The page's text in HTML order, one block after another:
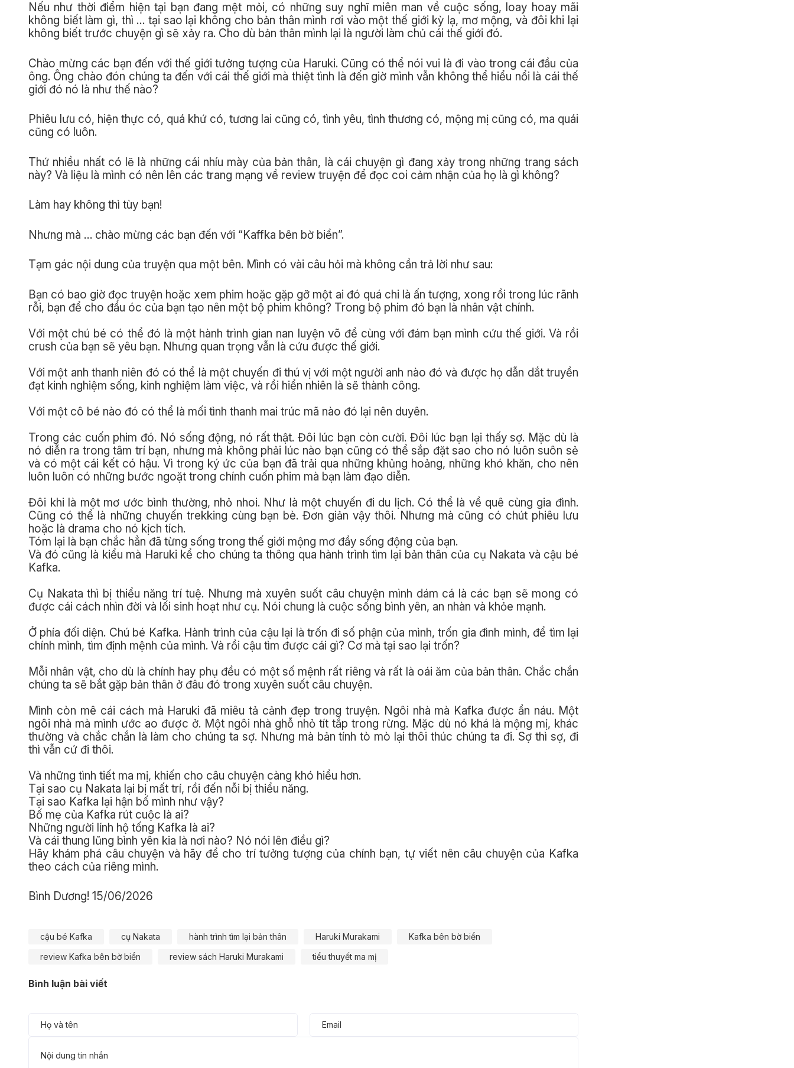
Nếu như thời điểm hiện tại bạn đang mệt mỏi, có những suy nghĩ miên man về cuộc sống, loay hoay mãi
không biết làm gì, thì … tại sao lại không cho bản thân mình rơi vào một thế giới kỳ lạ, mơ mộng, và đôi khi lại
không biết trước chuyện gì sẽ xảy ra. Cho dù bản thân mình lại là người làm chủ cái thế giới đó.
Chào mừng các bạn đến với thế giới tưởng tượng của Haruki. Cũng có thể nói vui là đi vào trong cái đầu của
ông. Ông chào đón chúng ta đến với cái thế giới mà thiệt tình là đến giờ mình vẫn không thể hiểu nổi là cái thế
giới đó nó là như thế nào?
Phiêu lưu có, hiện thực có, quá khứ có, tương lai cũng có, tình yêu, tình thương có, mộng mị cũng có, ma quái
cũng có luôn.
Thứ nhiều nhất có lẽ là những cái nhíu mày của bản thân, là cái chuyện gì đang xảy trong những trang sách
này? Và liệu là mình có nên lên các trang mạng về review truyện để đọc coi cảm nhận của họ là gì không?
Làm hay không thì tùy bạn!
Nhưng mà … chào mừng các bạn đến với “Kaffka bên bờ biển”.
Tạm gác nội dung của truyện qua một bên. Mình có vài câu hỏi mà không cần trả lời như sau:
Bạn có bao giờ đọc truyện hoặc xem phim hoặc gặp gỡ một ai đó quá chi là ấn tượng, xong rồi trong lúc rãnh
rỗi, bạn để cho đầu óc của bạn tạo nên một bộ phim không? Trong bộ phim đó bạn là nhân vật chính.
Với một chú bé có thể đó là một hành trình gian nan luyện võ để cùng với đám bạn mình cứu thế giới. Và rồi
crush của bạn sẽ yêu bạn. Nhưng quan trọng vẫn là cứu được thế giới.
Với một anh thanh niên đó có thể là một chuyến đi thú vị với một người anh nào đó và được họ dẫn dắt truyền
đạt kinh nghiệm sống, kinh nghiệm làm việc, và rồi hiển nhiên là sẽ thành công.
Với một cô bé nào đó có thể là mối tình thanh mai trúc mã nào đó lại nên duyên.
Trong các cuốn phim đó. Nó sống động, nó rất thật. Đôi lúc bạn còn cười. Đôi lúc bạn lại thấy sợ. Mặc dù là
nó diễn ra trong tâm trí bạn, nhưng mà không phải lúc nào bạn cũng có thể sắp đặt sao cho nó luôn suôn sẻ
và có một cái kết có hậu. Vì trong ký ức của bạn đã trải qua những khủng hoảng, những khó khăn, cho nên
luôn luôn có những bước ngoặt trong chính cuốn phim mà bạn làm đạo diễn.
Đôi khi là một mơ ước bình thường, nhỏ nhoi. Như là một chuyến đi du lịch. Có thể là về quê cùng gia đình.
Cũng có thể là những chuyến trekking cùng bạn bè. Đơn giản vậy thôi. Nhưng mà cũng có chút phiêu lưu
hoặc là drama cho nó kịch tích.
Tóm lại là bạn chắc hẳn đã từng sống trong thế giới mộng mơ đầy sống động của bạn.
Và đó cũng là kiểu mà Haruki kể cho chúng ta thông qua hành trình tìm lại bản thân của cụ Nakata và cậu bé
Kafka.
Cụ Nakata thì bị thiểu năng trí tuệ. Nhưng mà xuyên suốt câu chuyện mình dám cá là các bạn sẽ mong có
được cái cách nhìn đời và lối sinh hoạt như cụ. Nói chung là cuộc sống bình yên, an nhàn và khỏe mạnh.
Ở phía đối diện. Chú bé Kafka. Hành trình của cậu lại là trốn đi số phận của mình, trốn gia đình mình, để tìm lại
chính mình, tìm định mệnh của mình. Và rồi cậu tìm được cái gì? Cơ mà tại sao lại trốn?
Mỗi nhân vật, cho dù là chính hay phụ đều có một số mệnh rất riêng và rất là oái ăm của bản thân. Chắc chắn
chúng ta sẽ bắt gặp bản thân ở đâu đó trong xuyên suốt câu chuyện.
Mình còn mê cái cách mà Haruki đã miêu tả cảnh đẹp trong truyện. Ngôi nhà mà Kafka được ẩn náu. Một
ngôi nhà mà mình ước ao được ở. Một ngôi nhà ghỗ nhỏ tít tắp trong rừng. Mặc dù nó khá là mộng mị, khác
thường và chắc chắn là làm cho chúng ta sợ. Nhưng mà bản tính tò mò lại thôi thúc chúng ta đi. Sợ thì sợ, đi
thì vẫn cứ đi thôi.
Và những tình tiết ma mị, khiến cho câu chuyện càng khó hiểu hơn.
Tại sao cụ Nakata lại bị mất trí, rồi đến nỗi bị thiểu năng.
Tại sao Kafka lại hận bố mình như vậy?
Bố mẹ của Kafka rút cuộc là ai?
Những người lính hộ tống Kafka là ai?
Và cái thung lũng bình yên kia là nơi nào? Nó nói lên điều gì?
Hãy khám phá câu chuyện và hãy để cho trí tưởng tượng của chính bạn, tự viết nên câu chuyện của Kafka
theo cách của riêng mình.
Bình Dương! 15/06/2026
cậu bé Kafka cụ Nakata hành trình tìm lại bản thân Haruki Murakami
Kafka bên bờ biển
review Kafka bên bờ biển
review sách Haruki Murakami tiểu thuyết ma mị
Bình luận bài viết